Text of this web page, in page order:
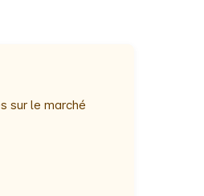
sur le marché